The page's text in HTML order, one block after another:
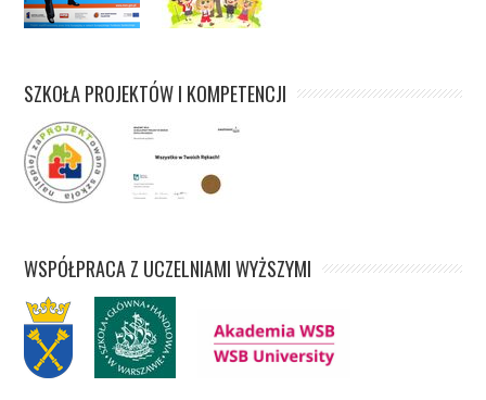
SZKOŁA PROJEKTÓW I KOMPETENCJI
WSPÓŁPRACA Z UCZELNIAMI WYŻSZYMI